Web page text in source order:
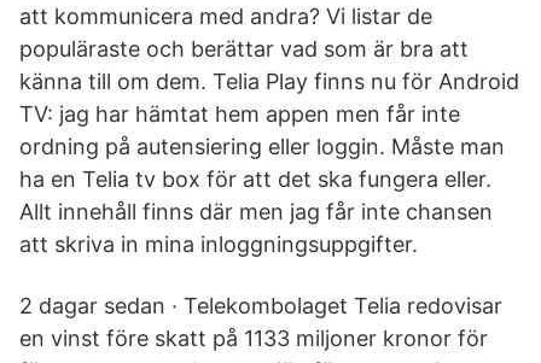
att kommunicera med andra? Vi listar de
populäraste och berättar vad som är bra att
känna till om dem. Telia Play finns nu för Android
TV: jag har hämtat hem appen men får inte
ordning på autensiering eller loggin. Måste man
ha en Telia tv box för att det ska fungera eller.
Allt innehåll finns där men jag får inte chansen
att skriva in mina inloggningsuppgifter.
2 dagar sedan · Telekombolaget Telia redovisar
en vinst före skatt på 1133 miljoner kronor för